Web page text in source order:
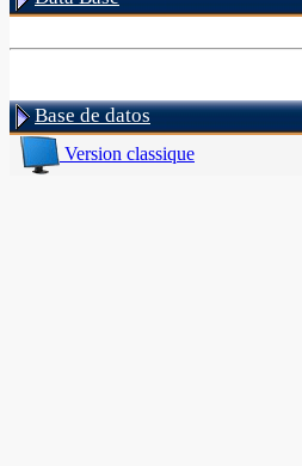
Base de datos
Version classique